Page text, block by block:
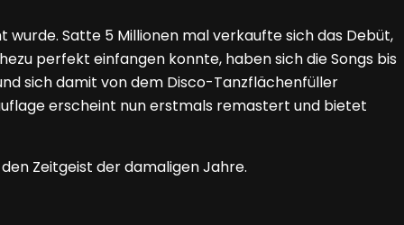
Satte 5 Millionen mal verkaufte sich das Debüt,
perfekt einfangen konnte, haben sich die Songs bis
sich damit von dem Disco-Tanzflächenfüller
erscheint nun erstmals remastert und bietet
Zeitgeist der damaligen Jahre.